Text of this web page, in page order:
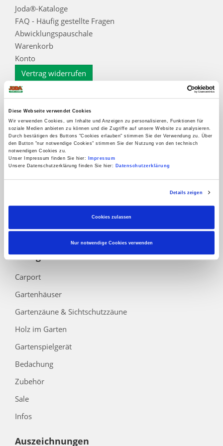
Diese Webseite verwendet Cookies
Wir verwenden Cookies, um Inhalte und Anzeigen zu personalisieren, Funktionen für
soziale Medien anbieten zu können und die Zugriffe auf unsere Website zu analysieren.
Durch bestätigen des Buttons "Cookies erlauben" stimmen Sie der Verwendung zu. Über
den Button "nur notwendige Cookies" stimmen Sie der Nutzung von den technisch
notwendigen Cookies zu.
Unser Impressum finden Sie hier:
Impressum
Unsere Datenschutzerklärung finden Sie hier:
Datenschutzerklärung
Details zeigen
Cookies zulassen
Nur notwendige Cookies verwenden
Joda®-Kataloge
FAQ - Häufig gestellte Fragen
Abwicklungspauschale
Warenkorb
Konto
Vertrag widerrufen
Informationen
Zahlungsarten
Impressum
AGB
Datenschutz
Datenschutzinformation für Interessenten, Kunden
Cookieoptionen
Zur Echtheit der Bewertungen
Barrierefreiheitserklärung
Kategorien
Carport
Gartenhäuser
Gartenzäune & Sichtschutzzäune
Holz im Garten
Gartenspielgerät
Bedachung
Zubehör
Sale
Infos
Auszeichnungen